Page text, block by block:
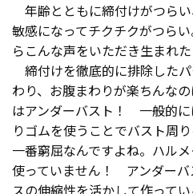
M.G さん（58才）
見た目よりも、着てみると
た。真夏の暑い時期は一枚
＋キャミにしなくてよいの
用し、乾くのも早く、助かり
年齢とともに締付けがつら
敏感になってチクチクがつら
らこんな声をいただき生まれ
締付けを徹底的に排除した
わり、お腹まわりが楽ちんな
はアンダーバスト！ 一般的
りゴムを使うことでバスト周
一番窮屈なんですよね。ハル
使っていません！ アンダーバ